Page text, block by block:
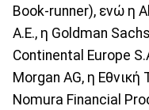
Book-runner), ενώ η
Α.Ε., η Goldman
Continental Europe
Morgan AG, η
Nomura Financial